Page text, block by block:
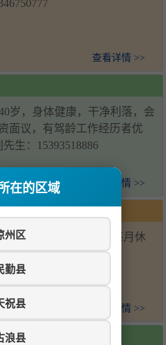
在的区域
州区
勤县
祝县
浪县
查看详情 >>
岁，身体健康，干净利落，会
面议，有驾龄工作经历者优
生：15393518886
查看详情 >>
厨2名，会压面优先，每月休
话15393538881
查看详情 >>